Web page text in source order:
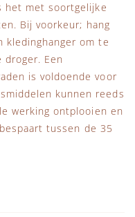
het met soortgelijke
Bij voorkeur; hang
kledinghanger om te
Een
is voldoende voor
kunnen reeds
werking ontplooien en
tussen de 35